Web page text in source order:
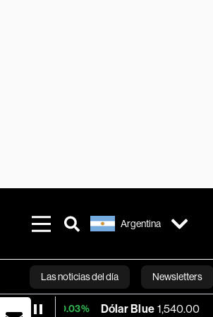
Argentina
Las noticias del día Newsletters
Dólar Blue 1,540.00 Dólar